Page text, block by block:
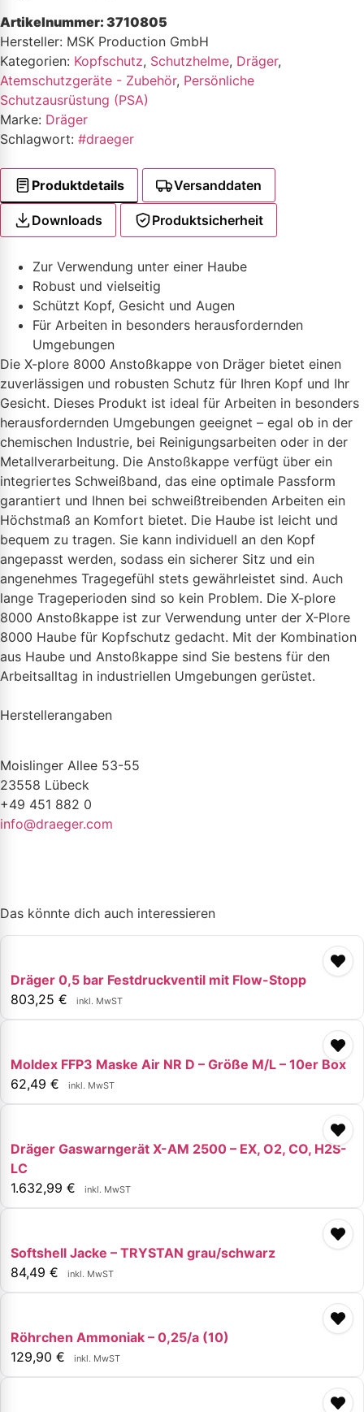
Artikelnummer: 3710805
Kategorien: Kopfschutz, Schutzhelme, Dräger,
Atemschutzgeräte - Zubehör, Persönliche
Schutzausrüstung (PSA)
Schlagwort: #draeger
Hersteller: MSK Production GmbH
Marke: Dräger
Produktdetails Versanddaten
Downloads Produktsicherheit
Zur Verwendung unter einer Haube
Robust und vielseitig
Schützt Kopf, Gesicht und Augen
Für Arbeiten in besonders herausfordernden
Umgebungen
Die X-plore 8000 Anstoßkappe von Dräger bietet einen
zuverlässigen und robusten Schutz für Ihren Kopf und Ihr
Gesicht. Dieses Produkt ist ideal für Arbeiten in besonders
herausfordernden Umgebungen geeignet – egal ob in der
chemischen Industrie, bei Reinigungsarbeiten oder in der
Metallverarbeitung. Die Anstoßkappe verfügt über ein
integriertes Schweißband, das eine optimale Passform
garantiert und Ihnen bei schweißtreibenden Arbeiten ein
Höchstmaß an Komfort bietet. Die Haube ist leicht und
bequem zu tragen. Sie kann individuell an den Kopf
angepasst werden, sodass ein sicherer Sitz und ein
angenehmes Tragegefühl stets gewährleistet sind. Auch
lange Trageperioden sind so kein Problem. Die X-plore
8000 Anstoßkappe ist zur Verwendung unter der X-Plore
8000 Haube für Kopfschutz gedacht. Mit der Kombination
aus Haube und Anstoßkappe sind Sie bestens für den
Arbeitsalltag in industriellen Umgebungen gerüstet.
Herstellerangaben
Moislinger Allee 53-55
23558 Lübeck
+49 451 882 0
info@draeger.com
Das könnte dich auch interessieren
Dräger 0,5 bar Festdruckventil mit Flow-Stopp
803,25 € inkl. MwST
Moldex FFP3 Maske Air NR D – Größe M/L – 10er Box
62,49 € inkl. MwST
Dräger Gaswarngerät X-AM 2500 – EX, O2, CO, H2S-
LC
1.632,99 € inkl. MwST
Softshell Jacke – TRYSTAN grau/schwarz
84,49 € inkl. MwST
Röhrchen Ammoniak – 0,25/a (10)
129,90 € inkl. MwST